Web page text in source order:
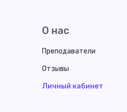
О нас
Преподаватели
Отзывы
Личный кабинет